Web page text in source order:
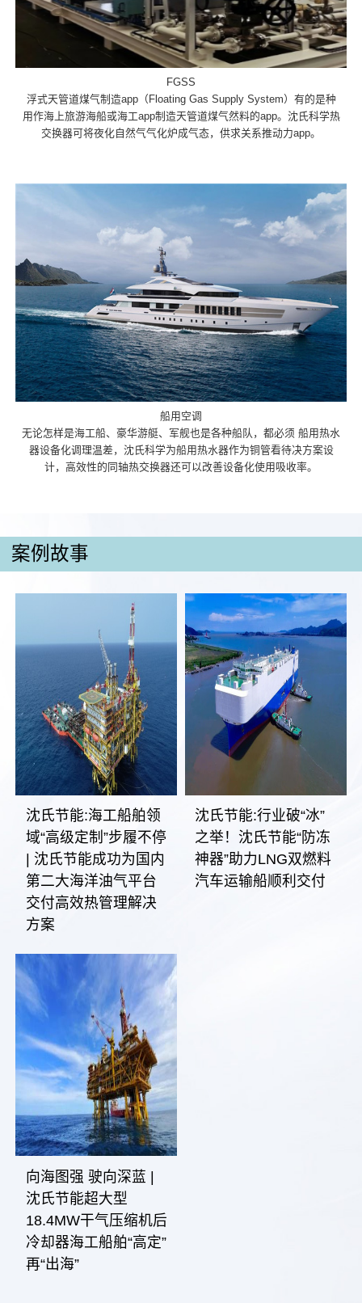
FGSS
浮式天管道煤气制造app（Floating Gas Supply System）有的是种
用作海上旅游海船或海工app制造天管道煤气然料的app。沈氏科学热
交换器可将夜化自然气气化炉成气态，供求关系推动力app。
船用空调
无论怎样是海工船、豪华游艇、军舰也是各种船队，都必须 船用热水
器设备化调理温差，沈氏科学为船用热水器作为铜管看待决方案设
计，高效性的同轴热交换器还可以改善设备化使用吸收率。
案例故事
沈氏节能:海工船舶领
域“高级定制”步履不停
| 沈氏节能成功为国内
第二大海洋油气平台
交付高效热管理解决
方案
沈氏节能:行业破“冰”
之举！沈氏节能“防冻
神器”助力LNG双燃料
汽车运输船顺利交付
向海图强 驶向深蓝 |
沈氏节能超大型
18.4MW干气压缩机后
冷却器海工船舶“高定”
再“出海”